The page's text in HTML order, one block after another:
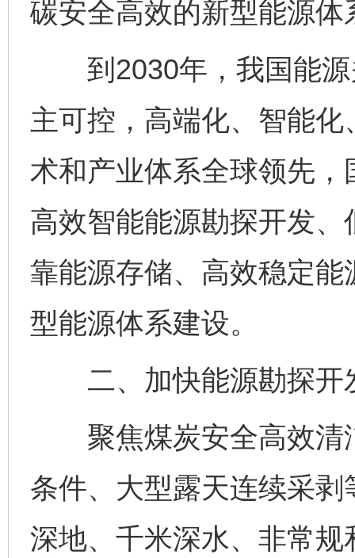
碳安全高效的新型能源
到2030年，我国能源
主可控，高端化、智能
术和产业体系全球领先
高效智能能源勘探开发
靠能源存储、高效稳定
型能源体系建设。
二、加快能源勘探开
聚焦煤炭安全高效清
条件、大型露天连续采
深地、千米深水、非常